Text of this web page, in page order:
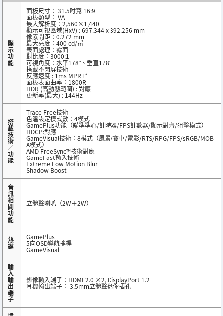
顯
示
功
能
面板尺寸： 31.5吋寬 16:9
面板類型： VA
最大解析度：2,560×1,440
顯示可視區域(HxV) : 697.344 x 392.256 mm
像素間距：0.272 mm
最大亮度：400 cd/㎡
表面處理：霧面
對比度：3000:1
可視角度：水平178°、垂直178°
搭載不閃屏技術
反應速度 : 1ms MPRT*
面板表面曲率：1800R
HDR (高動態範圍) : 對應
更新率(最大) : 144Hz
搭
載
技
術
／
功
能
Trace Free技術
色溫設定模式數：4模式
GamePlus功能（瞄準準心/計時器/FPS計數器/顯示對齊/狙擊模式）
HDCP:對應
GameVisual技術：8模式（風景/賽車/電影/RTS/RPG/FPS/sRGB/MOB
A模式）
AMD FreeSync™技術對應
GameFast輸入技術
Extreme Low Motion Blur
Shadow Boost
音
訊
相
關
功
能
立體聲喇叭（2W＋2W）
熱
鍵
GamePlus
5向OSD導航搖桿
GameVisual
輸
入
輸
出
端
子
影像輸入端子：HDMI 2.0 ×2, DisplayPort 1.2
耳機輸出端子： 3.5mm立體聲迷你插孔